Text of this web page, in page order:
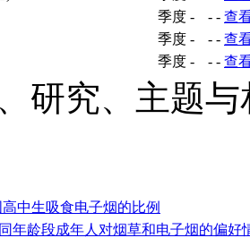
季度 - - - 查
季度 - - - 查
季度 - - - 查
研究、主题
高中生吸食电子烟的比例
年龄段成年人对烟草和电子烟的偏好